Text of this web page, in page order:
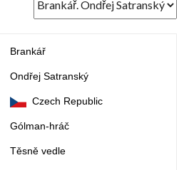
Brankář
Ondřej Satranský
Czech Republic
Gólman-hráč
Těsně vedle